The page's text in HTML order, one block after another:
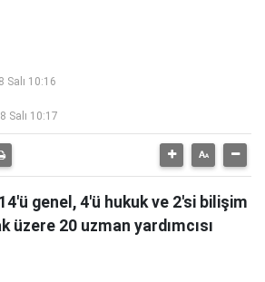
Salı 10:16
Salı 10:17
genel, 4'ü hukuk ve 2'si bilişim
üzere 20 uzman yardımcısı